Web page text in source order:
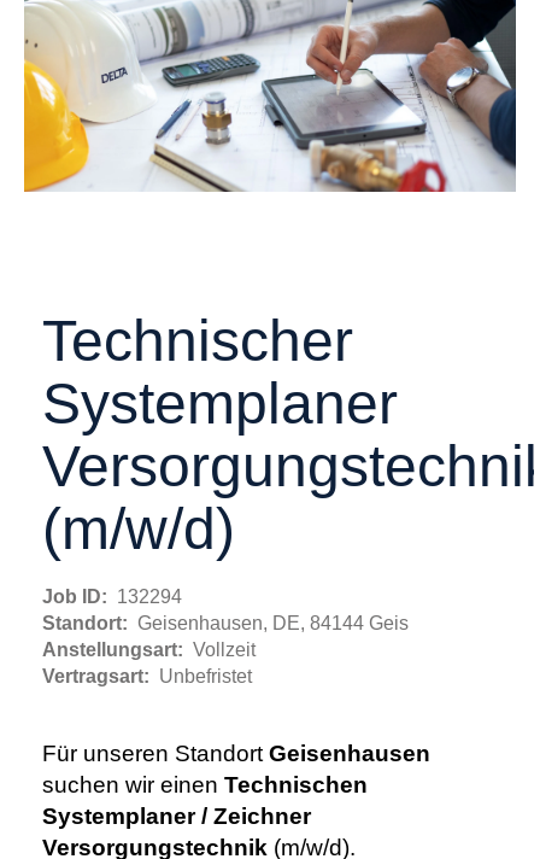
Technischer
Systemplaner
(m/w/d)
Job ID: 132294
Standort: Geisenhausen, DE, 84144 Geis
Anstellungsart: Vollzeit
Vertragsart: Unbefristet
Für unseren Standort Geisenhausen
suchen wir einen Technischen
Systemplaner / Zeichner
Versorgungstechnik (m/w/d).